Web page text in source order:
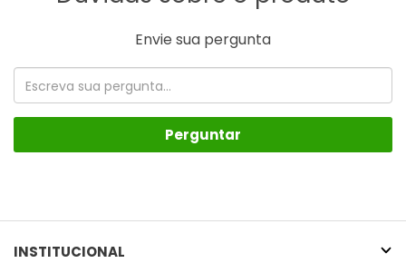
Envie sua pergunta
Perguntar
INSTITUCIONAL